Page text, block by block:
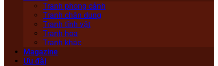
Tranh phong cảnh
Tranh chân dung
Tranh tĩnh vật
Tranh hoa
Tranh khác
Magazine
Ưu đãi